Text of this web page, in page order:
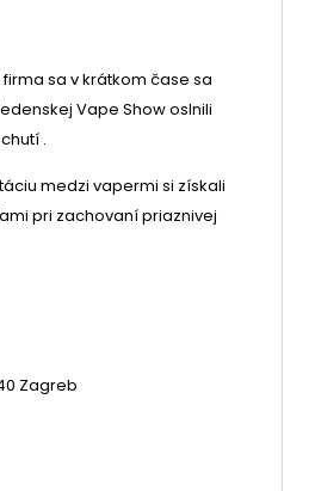
sa v krátkom čase sa
Vape Show oslnili
.
medzi vapermi si získali
pri zachovaní priaznivej
Zagreb